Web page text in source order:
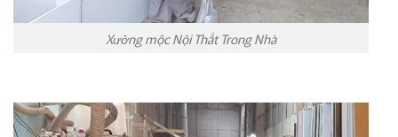
Xưởng mộc Nội Thất Trong Nhà